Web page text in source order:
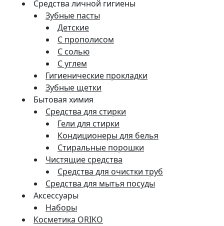
Средства личной гигиены
Зубные пасты
Детские
С прополисом
С солью
С углем
Гигиенические прокладки
Зубные щетки
Бытовая химия
Средства для стирки
Гели для стирки
Кондиционеры для белья
Стиральные порошки
Чистящие средства
Средства для очистки труб
Средства для мытья посуды
Аксессуары
Наборы
Косметика ORIKO